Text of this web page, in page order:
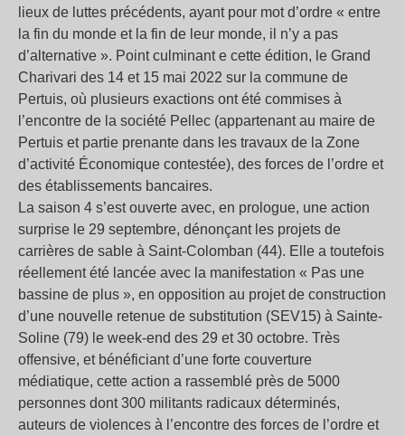
lieux de luttes précédents, ayant pour mot d’ordre « entre
la fin du monde et la fin de leur monde, il n’y a pas
d’alternative ». Point culminant e cette édition, le Grand
Charivari des 14 et 15 mai 2022 sur la commune de
Pertuis, où plusieurs exactions ont été commises à
l’encontre de la société Pellec (appartenant au maire de
Pertuis et partie prenante dans les travaux de la Zone
d’activité Économique contestée), des forces de l’ordre et
des établissements bancaires.
La saison 4 s’est ouverte avec, en prologue, une action
surprise le 29 septembre, dénonçant les projets de
carrières de sable à Saint-Colomban (44). Elle a toutefois
réellement été lancée avec la manifestation « Pas une
bassine de plus », en opposition au projet de construction
d’une nouvelle retenue de substitution (SEV15) à Sainte-
Soline (79) le week-end des 29 et 30 octobre. Très
offensive, et bénéficiant d’une forte couverture
médiatique, cette action a rassemblé près de 5000
personnes dont 300 militants radicaux déterminés,
auteurs de violences à l’encontre des forces de l’ordre et